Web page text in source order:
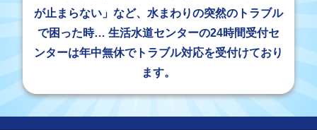
が止まらない」など、水まわりの突然のトラブル
で困った時… 生活水道センターの24時間受付セ
ンターは年中無休でトラブル対応を受付けており
ます。